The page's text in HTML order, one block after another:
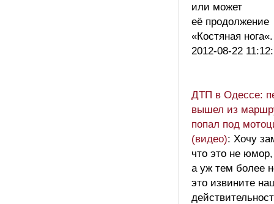
или может
её продолжение
«Костяная
2012-08-22
ДТП в Одессе:
вышел из
попал под
(видео): Хочу
что это не юмор,
а уж тем более
это извините